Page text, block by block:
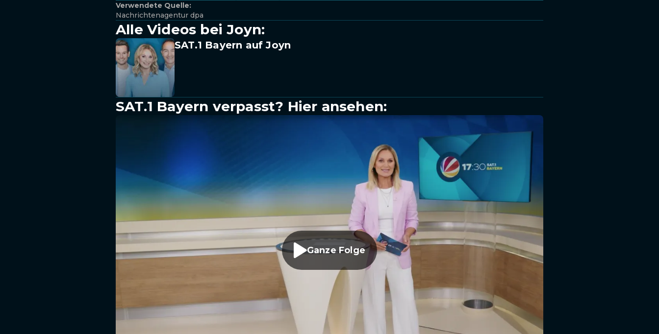
Verwendete Quelle:
Nachrichtenagentur dpa
Alle Videos bei Joyn:
SAT.1 Bayern auf Joyn
SAT.1 Bayern verpasst? Hier ansehen:
Ganze Folge